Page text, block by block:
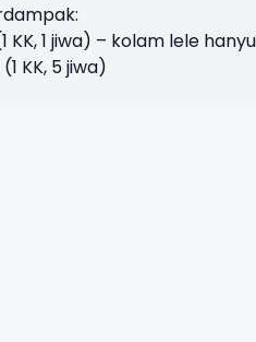
KK, 1 jiwa) – kolam lele
KK, 5 jiwa)